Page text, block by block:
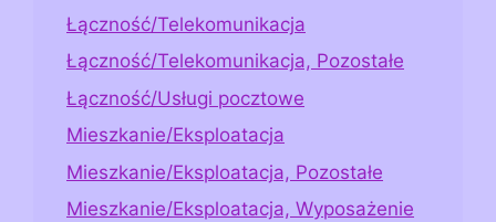
Łączność/Telekomunikacja
Łączność/Telekomunikacja, Pozostałe
Łączność/Usługi pocztowe
Mieszkanie/Eksploatacja
Mieszkanie/Eksploatacja, Pozostałe
Mieszkanie/Eksploatacja, Wyposażenie